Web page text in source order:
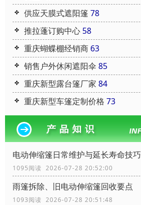
供应天膜式遮阳篷 78
推拉蓬订购中心 58
重庆蝴蝶棚经销商 63
销售户外休闲遮阳伞 85
重庆新型露台篷厂家 84
重庆新型车篷定制价格 73
电动伸缩篷日常维护与延长寿命技巧
1095阅读 2026-07-28 20:52:00
雨篷拆除、旧电动伸缩篷回收要点
1093阅读 2026-07-28 20:51:48